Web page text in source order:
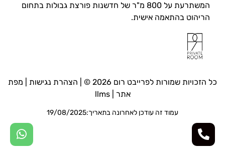
המשתרעת על 800 מ"ר של חדשנות פורצת גבולות בתחום
הריהוט בהתאמה אישית.
כל הזכויות שמורות לפרייבט רום 2026 © | הצהרת נגישות
מפת
אתר |
llms
עמוד זה עודכן לאחרונה בתאריך:19/08/2025